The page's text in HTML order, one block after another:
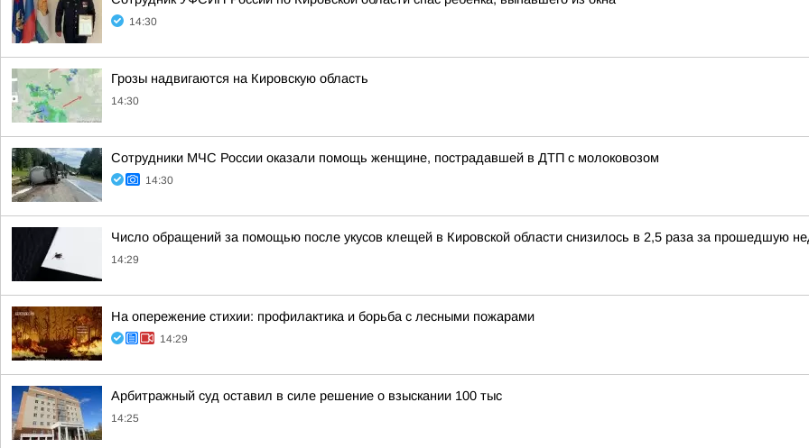
14:30
Грозы надвигаются на Кировскую область
14:30
Сотрудники МЧС России оказали помощь женщине, пострадавшей в ДТП с молоковозом
14:30
Число обращений за помощью после укусов клещей в Кировской области снизилось в 2,5 раза за прошедшую
14:29
На опережение стихии: профилактика и борьба с лесными пожарами
14:29
Арбитражный суд оставил в силе решение о взыскании 100 тыс
14:25